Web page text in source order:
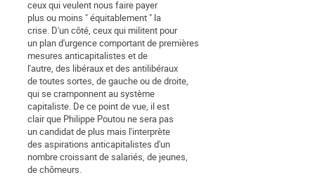
ceux qui veulent nous faire payer
plus ou moins " équitablement " la
crise. D'un côté, ceux qui militent pour
un plan d'urgence comportant de premières
mesures anticapitalistes et de
l'autre, des libéraux et des antilibéraux
de toutes sortes, de gauche ou de droite,
qui se cramponnent au système
capitaliste. De ce point de vue, il est
clair que Philippe Poutou ne sera pas
un candidat de plus mais l'interprète
des aspirations anticapitalistes d'un
nombre croissant de salariés, de jeunes,
de chômeurs.